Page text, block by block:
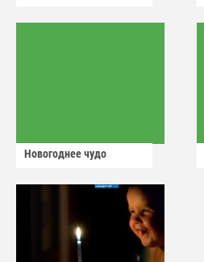
Новогоднее чудо